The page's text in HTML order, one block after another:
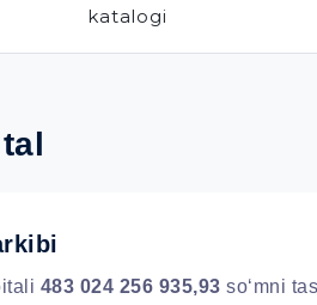
katalogi
483 024 256 935,93 so‘mni